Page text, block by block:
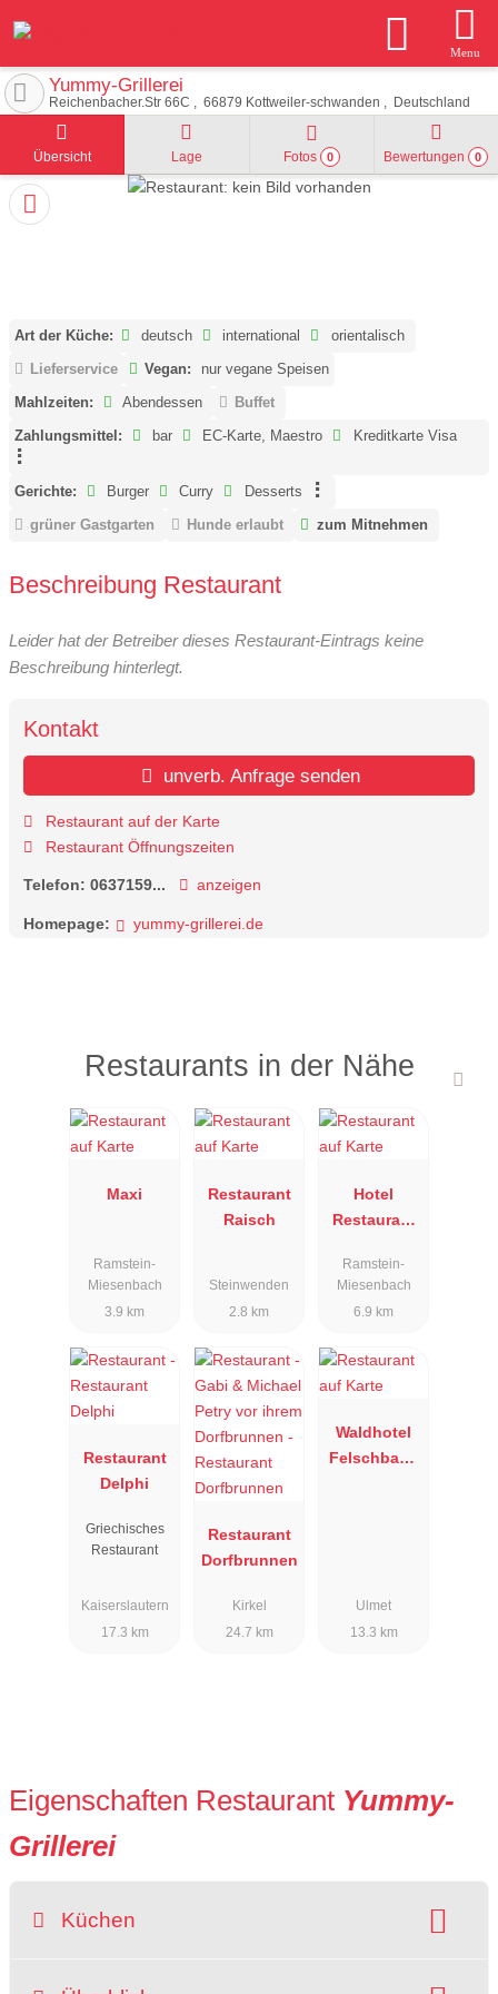
Menu
Yummy-Grillerei
Reichenbacher.Str 66C 66879 Kottweiler-schwanden Deutschland
Übersicht Lage Fotos 0 Bewertungen 0
Art der Küche: deutsch international
orientalisch
Lieferservice
Vegan:
nur vegane Speisen
Mahlzeiten:
Abendessen
Buffet
Zahlungsmittel:
bar EC-Karte, Maestro Kreditkarte Visa
Gerichte: Burger Curry
Desserts
grüner Gastgarten
Hunde erlaubt zum Mitnehmen
Beschreibung Restaurant
Leider hat der Betreiber dieses Restaurant-Eintrags keine
Beschreibung hinterlegt.
Kontakt
unverb. Anfrage senden
Restaurant auf der Karte
Restaurant Öffnungszeiten
Telefon: 0637159... anzeigen
Homepage: yummy-grillerei.de
Restaurants in der Nähe
Maxi
Ramstein-
Miesenbach
3.9 km
Restaurant
Raisch
Steinwenden
2.8 km
Hotel
Restaurant
Ramstein-
Miesenbach
6.9 km
Restaurant
Delphi
Griechisches
Restaurant
Kaiserslautern
17.3 km
Restaurant
Dorfbrunnen
Kirkel
24.7 km
Waldhotel
Felschbach
Ulmet
13.3 km
Eigenschaften Restaurant Yummy-
Grillerei
Küchen